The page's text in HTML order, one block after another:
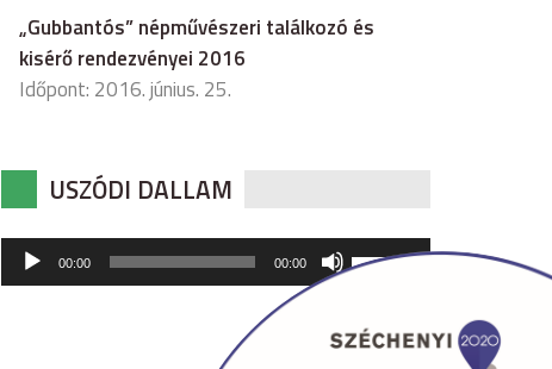
„Gubbantós” népművészeri találkozó és
kisérő rendezvényei 2016
Időpont: 2016. június. 25.
USZÓDI DALLAM
Audió
lejátszó
00:00 00:00
hangerő
csökkentéséhez